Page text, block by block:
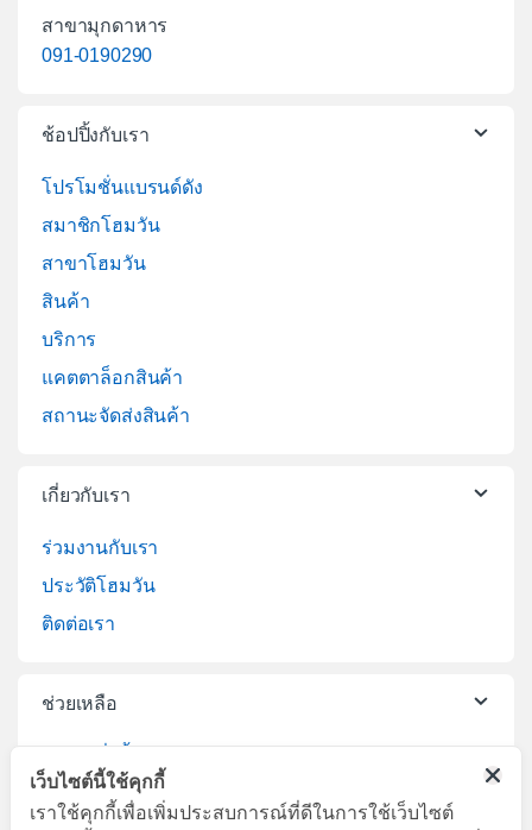
สาขามุกดาหาร
091-0190290
ช้อปปิ้งกับเรา
โปรโมชั่นแบรนด์ดัง
สมาชิกโฮมวัน
สาขาโฮมวัน
สินค้า
บริการ
แคตตาล็อกสินค้า
สถานะจัดส่งสินค้า
เกี่ยวกับเรา
ร่วมงานกับเรา
ประวัติโฮมวัน
ติดต่อเรา
ช่วยเหลือ
บริการจัดส่งสินค้า
เว็บไซต์นี้ใช้คุกกี้
เราใช้คุกกี้เพื่อเพิ่มประสบการณ์ที่ดีในการใช้เว็บไซต์